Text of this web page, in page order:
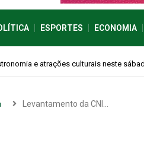
ESPORTES ECONOMIA
em um suspense imprevisível
Levantamento da CNI…